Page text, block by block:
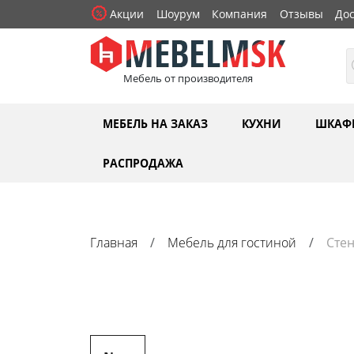
Акции Шоурум Компания Отзывы
Мебель от производителя
МЕБЕЛЬ НА ЗАКАЗ КУХНИ
РАСПРОДАЖА
Главная Мебель для гостиной